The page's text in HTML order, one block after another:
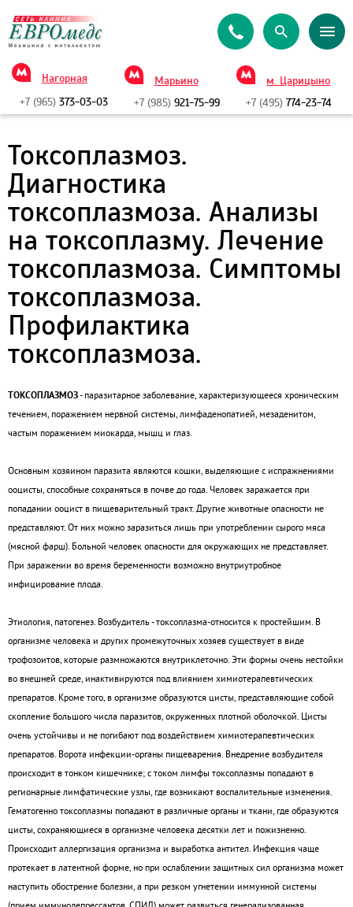
Нагорная
+7 (965) 373-03-03
Марьино
+7 (985)921-75-99
м. Царицыно
+7 (495) 774-23-74
Токсоплазмоз.
Диагностика
токсоплазмоза. Анализы
на токсоплазму. Лечение
токсоплазмоза. Симптомы
токсоплазмоза.
Профилактика
токсоплазмоза.
ТОКСОПЛАЗМОЗ- паразитарное заболевание, характеризующееся хроническим
течением, поражением нервной системы, лимфаденопатией, мезаденитом,
частым поражением миокарда, мышц и глаз.
Основным хозяином паразита являются кошки, выделяющие с испражнениями
ооцисты, способные сохраняться в почве до года. Человек заражается при
попадании ооцист в пищеварительный тракт. Другие животные опасности не
представляют. От них можно заразиться лишь при употреблении сырого мяса
(мясной фарш). Больной человек опасности для окружающих не представляет.
При заражении во время беременности возможно внутриутробное
инфицирование плода.
Этиология, патогенез. Возбудитель - токсоплазма-относится к простейшим. В
организме человека и других промежуточных хозяев существует в виде
трофозоитов, которые размножаются внутриклеточно. Эти формы очень нестойки
во внешней среде, инактивируются под влиянием химиотерапевтических
препаратов. Кроме того, в организме образуются цисты, представляющие собой
скопление большого числа паразитов, окруженных плотной оболочкой. Цисты
очень устойчивы и не погибают под воздействием химиотерапевтических
препаратов. Ворота инфекции-органы пищеварения. Внедрение возбудителя
происходит в тонком кишечнике; с током лимфы токсоплазмы попадают в
регионарные лимфатические узлы, где возникают воспалительные изменения.
Гематогенно токсоплазмы попадают в различные органы и ткани, где образуются
цисты, сохраняющиеся в организме человека десятки лет и пожизненно.
Происходит аллергизация организма и выработка антител. Инфекция чаще
протекает в латентной форме, но при ослаблении защитных сил организма может
наступить обострение болезни, а при резком угнетении иммунной системы